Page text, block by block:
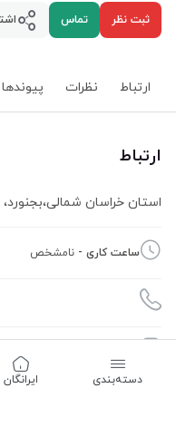
ثبت نظر تماس
ارتباط نظرات پیوند‌ها
ارتباط
استان خراسان شمالی،بجنورد،
ساعت کاری - نامشخص
دسته‌بندی ‌ایرانگان